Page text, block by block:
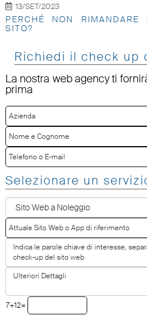
13/SET/2023
PERCHÉ NON
SITO?
Richiedi il check up
La nostra web agency ti
prima
Selezionare un
7+12=